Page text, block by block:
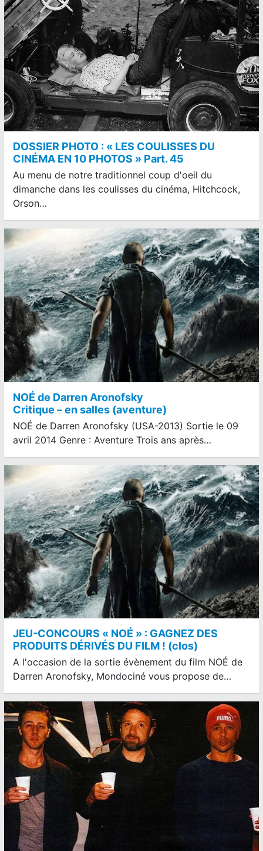
DOSSIER PHOTO : « LES COULISSES DU
CINÉMA EN 10 PHOTOS » Part. 45
Au menu de notre traditionnel coup d'oeil du
dimanche dans les coulisses du cinéma, Hitchcock,
Orson…
NOÉ de Darren Aronofsky
Critique – en salles (aventure)
NOÉ de Darren Aronofsky (USA-2013) Sortie le 09
avril 2014 Genre : Aventure Trois ans après…
JEU-CONCOURS « NOÉ » : GAGNEZ DES
PRODUITS DÉRIVÉS DU FILM ! (clos)
A l'occasion de la sortie évènement du film NOÉ de
Darren Aronofsky, Mondociné vous propose de…